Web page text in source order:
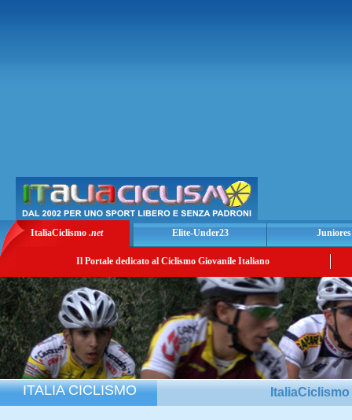
ItaliaCiclismo .net Elite-Under23 Juniores
Il Portale dedicato al Ciclismo Giovanile Italiano
ITALIA CICLISMO